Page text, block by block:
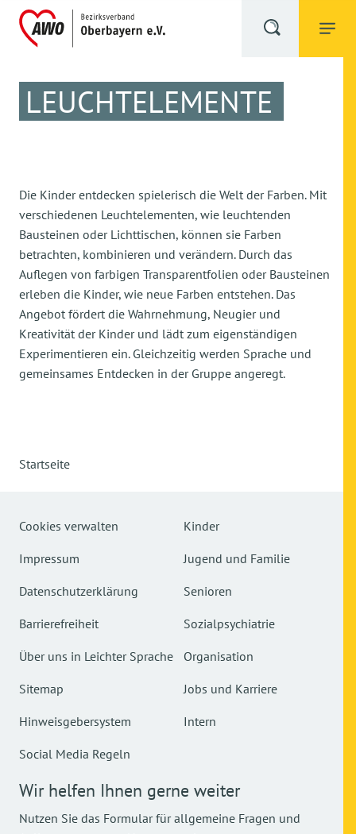
LEUCHTELEMENTE
Die Kinder entdecken spielerisch die Welt der Farben. Mit
verschiedenen Leuchtelementen, wie leuchtenden
Bausteinen oder Lichttischen, können sie Farben
betrachten, kombinieren und verändern. Durch das
Auflegen von farbigen Transparentfolien oder Bausteinen
erleben die Kinder, wie neue Farben entstehen. Das
Angebot fördert die Wahrnehmung, Neugier und
Kreativität der Kinder und lädt zum eigenständigen
Experimentieren ein. Gleichzeitig werden Sprache und
gemeinsames Entdecken in der Gruppe angeregt.
Startseite
Cookies verwalten
Impressum
Datenschutzerklärung
Barrierefreiheit
Über uns in Leichter Sprache
Sitemap
Hinweisgebersystem
Social Media Regeln
Kinder
Jugend und Familie
Senioren
Sozialpsychiatrie
Organisation
Jobs und Karriere
Intern
Wir helfen Ihnen gerne weiter
Nutzen Sie das Formular für allgemeine Fragen und